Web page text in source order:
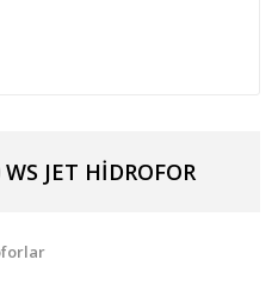
JET HİDROFOR